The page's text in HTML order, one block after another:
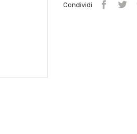
Condividi